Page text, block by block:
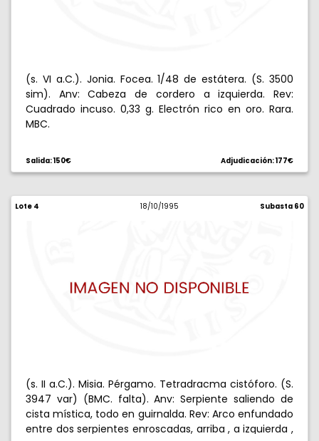
(s. VI a.C.). Jonia. Focea. 1/48 de estátera. (S. 3500
sim). Anv: Cabeza de cordero a izquierda. Rev:
Cuadrado incuso. 0,33 g. Electrón rico en oro. Rara.
MBC.
Salida: 150€ Adjudicación: 177€
Lote 4 18/10/1995 Subasta 60
(s. II a.C.). Misia. Pérgamo. Tetradracma cistóforo. (S.
3947 var) (BMC. falta). Anv: Serpiente saliendo de
cista mística, todo en guirnalda. Rev: Arco enfundado
entre dos serpientes enroscadas, arriba , a izquierda ,